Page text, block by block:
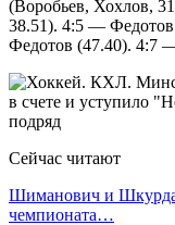
(Воробьев, Хохлов,
38.51). 4:5 —
Федотов (47.40). 4:7
Сейчас читают
Шиманович и
чемпионата…